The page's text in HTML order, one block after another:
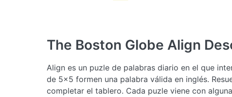
The Boston Globe Align
Align es un puzle de palabras diario en el que
de 5×5 formen una palabra válida en inglés.
completar el tablero. Cada puzle viene con